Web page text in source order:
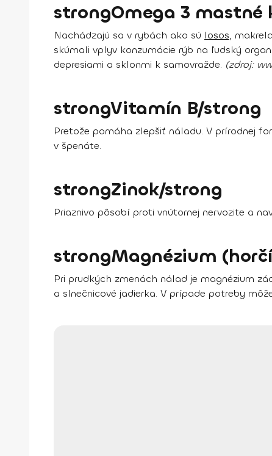
strongOmega 3
Nachádzajú sa v rybách ako sú losos,
skúmali vplyv konzumácie rýb na ľudský
depresiami a sklonmi k samovražde. (zdroj:
strongVitamín B/strong
Pretože pomáha zlepšiť náladu. V prírodnej
v špenáte.
strongZinok/strong
Priaznivo pôsobí proti vnútornej nervozite a
strongMagnézium
Pri prudkých zmenách nálad je magnézium
a slnečnicové jadierka. V prípade potreby